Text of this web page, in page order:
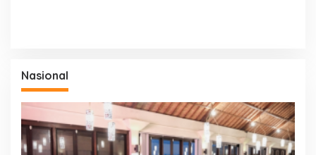
Nasional